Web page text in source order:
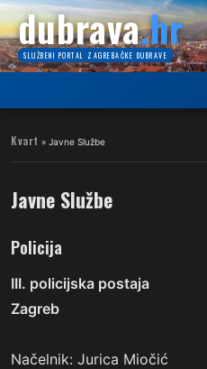
dubrava.hr
SLUŽBENI PORTAL ZAGREBAČKE DUBRAVE
Kvart » Javne Službe
Javne Službe
Policija
III. policijska postaja
Zagreb
Načelnik: Jurica Miočić